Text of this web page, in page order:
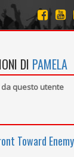
DI PAMELA
questo utente
Toward Enemy